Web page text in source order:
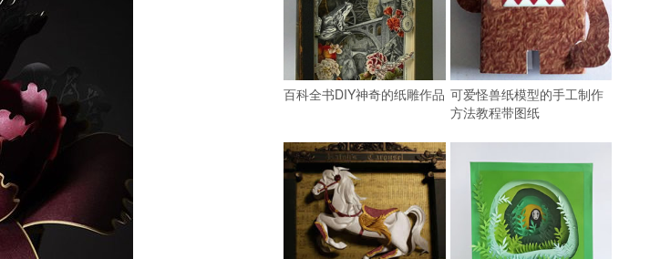
百科全书DIY神奇的纸雕作品 可爱怪兽纸模型的手工制作
方法教程带图纸